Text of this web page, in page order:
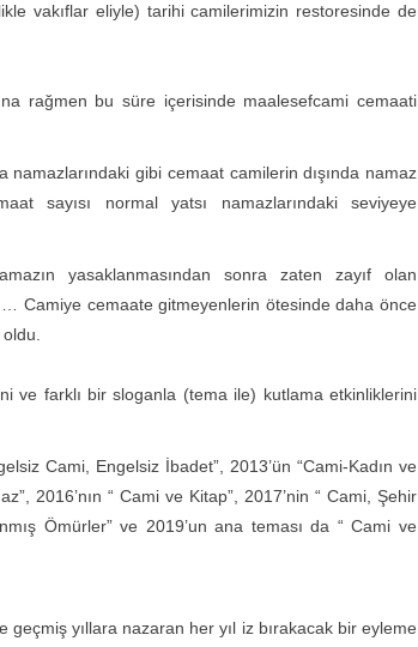
vakıflar eliyle) tarihi camilerimizin restoresinde de
rağmen bu süre içerisinde maalesefcami cemaati
gibi cemaat camilerin dışında namaz
sayısı normal yatsı namazlarındaki seviyeye
yasaklanmasından sonra zaten zayıf olan
Camiye cemaate gitmeyenlerin ötesinde daha önce
ve farklı bir sloganla (tema ile) kutlama etkinliklerini
Cami, Engelsiz İbadet”, 2013’ün “Cami-Kadın ve
2016’nın “ Cami ve Kitap”, 2017’nin “ Cami, Şehir
Ömürler” ve 2019’un ana teması da “ Cami ve
yıllara nazaran her yıl iz bırakacak bir eyleme